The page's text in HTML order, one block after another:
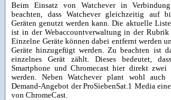
Beim Einsatz von Watchever in
beachten, dass Watchever gleichzeitig auf
Geräten genutzt werden kann. Die aktuelle
ist in der Webaccountverwaltung in der Rubrik
Einzelne Geräte können dabei entfernt werden
Geräte hinzugefügt werden. Zu beachten ist
einzelnes Gerät zählt. Dieses bedeutet,
Smartphone und Chromecast hier direkt zwei
werden. Neben Watchever plant wohl auch
Demand-Angebot der ProSiebenSat.1 Media
von ChromeCast.